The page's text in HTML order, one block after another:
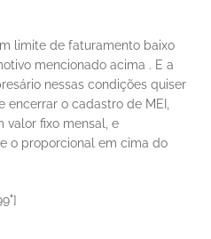
limite de faturamento baixo
mencionado acima . E a
nessas condições quiser
o cadastro de MEI,
valor fixo mensal, e
o proporcional em cima do